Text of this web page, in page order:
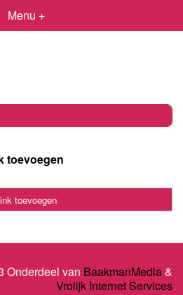
Menu +
toevoegen
toevoegen
Onderdeel van BaakmanMedia&
Vrolijk Internet Services